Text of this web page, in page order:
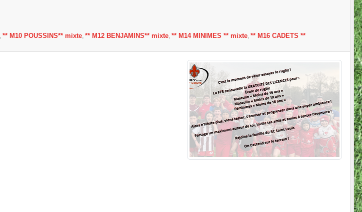
** M10 POUSSINS** mixte ** M12 BENJAMINS** mixte ** M14 MINIMES ** mixte ** M16 CADETS **